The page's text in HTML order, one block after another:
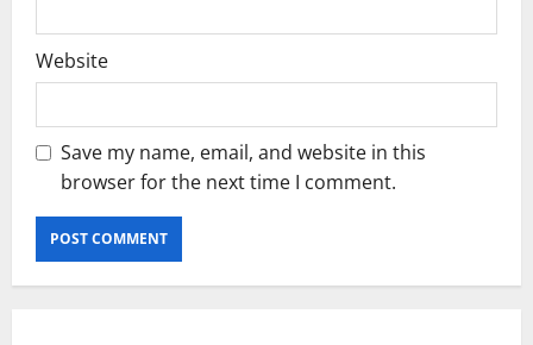
Website
Save my name, email, and website in this
browser for the next time I comment.